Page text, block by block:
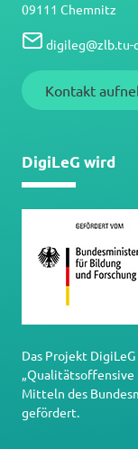
09111 Chemnitz
digileg@zlb.tu-
Kontakt
DigiLeG wird
Das Projekt
„Qualitätsoffensive
Mitteln des
gefördert.